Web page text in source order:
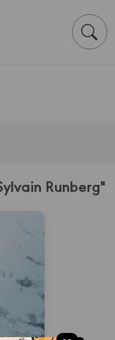
Runberg"
-